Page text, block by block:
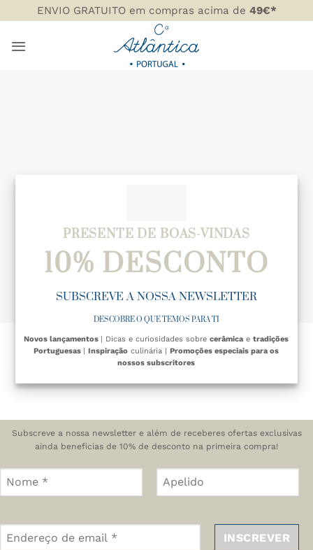
to
content
ENVIO GRATUITO em compras acima de 49€*
PRESENTE DE BOAS-VINDAS
10% DESCONTO
SUBSCREVE A NOSSA NEWSLETTER
DESCOBRE O QUE TEMOS PARA TI
Novos lançamentos | Dicas e curiosidades sobrecerâmicaetradições
Portuguesas
Inspiração culinária | Promoções especiais para os
nossos subscritores
Subscreve a nossa newsletter e além de receberes ofertas exclusivas
ainda beneficias de 10% de desconto na primeira compra!